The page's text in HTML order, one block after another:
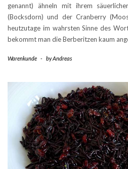
genannt) ähneln mit ihrem
(Bocksdorn) und der Cranberry
heutzutage im wahrsten Sinne des
bekommt man die Berberitzen kaum
Warenkunde - byAndreas